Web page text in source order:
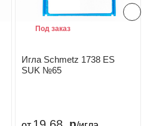
Игла Schmetz 1738 ES
SUK №65
Под заказ